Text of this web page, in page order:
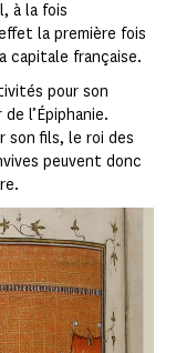
à la fois
la première fois
capitale française.
pour son
l’Épiphanie.
son fils, le roi des
peuvent donc